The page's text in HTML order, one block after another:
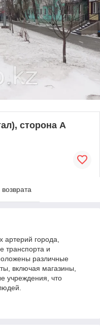
сторона А
города,
транспорта и
различные
включая магазины,
учреждения, что